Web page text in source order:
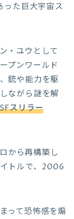
た巨大宇宙ス
・ユウとして
プンワールド
銃や能力を駆
ながら謎を解
SFスリラー
から再構築し
トルで、2006
って恐怖感を煽